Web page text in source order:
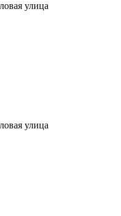
улица
улица